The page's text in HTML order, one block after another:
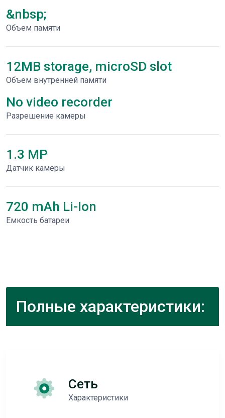
&nbsp;
Объем памяти
12MB storage, microSD slot
Объем внутренней памяти
No video recorder
Разрешение камеры
1.3 MP
Датчик камеры
720 mAh Li-Ion
Емкость батареи
Полные характеристики:
Сеть
Характеристики